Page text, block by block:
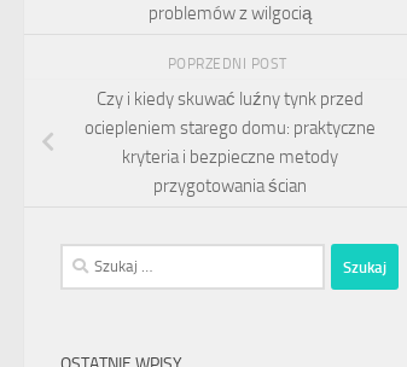
problemów z wilgocią
POPRZEDNI POST
Czy i kiedy skuwać luźny tynk przed
ociepleniem starego domu: praktyczne
kryteria i bezpieczne metody
przygotowania ścian
Szukaj: